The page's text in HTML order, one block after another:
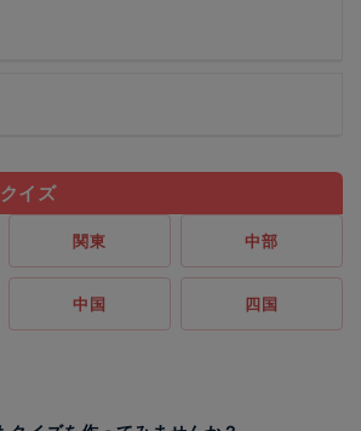
イズ
関東 中部
中国 四国